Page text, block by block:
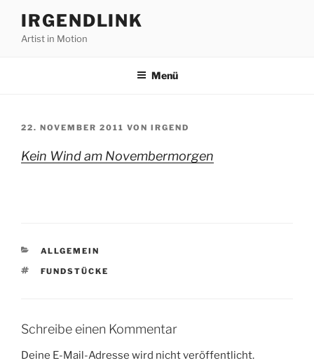
Inhalt
springen
IRGENDLINK
Artist in Motion
Menü
VERÖFFENTLICHT
22. NOVEMBER 2011 VON IRGEND
Kein Wind am Novembermorgen
KATEGORIEN
ALLGEMEIN
SCHLAGWÖRTER
FUNDSTÜCKE
Schreibe einen Kommentar
Deine E-Mail-Adresse wird nicht veröffentlicht.